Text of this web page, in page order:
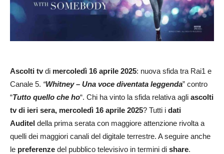
Ascolti tvdi mercoledì 16 aprile 2025: nuova sfida tra Rai1 e
Canale 5. “Whitney – Una voce diventata leggenda” contro
“Tutto quello che ho“. Chi ha vinto la sfida relativa agli ascolti
tv di ieri sera, mercoledì 16 aprile 2025? Tutti i dati
Auditel della prima serata con maggiore attenzione rivolta a
quelli dei maggiori canali del digitale terrestre. A seguire anche
le preferenze del pubblico televisivo in termini di share.